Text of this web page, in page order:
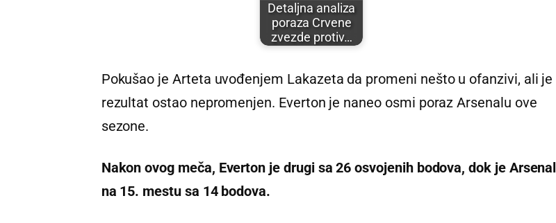
Detaljna analiza
poraza Crvene
zvezde protiv…
Pokušao je Arteta uvođenjem Lakazeta da promeni nešto u ofanzivi, ali je
rezultat ostao nepromenjen. Everton je naneo osmi poraz Arsenalu ove
sezone.
Nakon ovog meča, Everton je drugi sa 26 osvojenih bodova, dok je Arsenal
na 15. mestu sa 14 bodova.